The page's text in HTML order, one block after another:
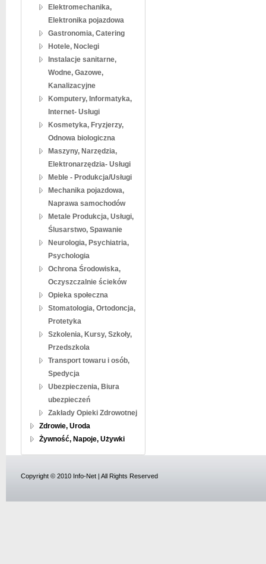
Elektromechanika,
Elektronika pojazdowa
Gastronomia, Catering
Hotele, Noclegi
Instalacje sanitarne,
Wodne, Gazowe,
Kanalizacyjne
Komputery, Informatyka,
Internet- Usługi
Kosmetyka, Fryzjerzy,
Odnowa biologiczna
Maszyny, Narzędzia,
Elektronarzędzia- Usługi
Meble - Produkcja/Usługi
Mechanika pojazdowa,
Naprawa samochodów
Metale Produkcja, Usługi,
Ślusarstwo, Spawanie
Neurologia, Psychiatria,
Psychologia
Ochrona Środowiska,
Oczyszczalnie ścieków
Opieka społeczna
Stomatologia, Ortodoncja,
Protetyka
Szkolenia, Kursy, Szkoły,
Przedszkola
Transport towaru i osób,
Spedycja
Ubezpieczenia, Biura
ubezpieczeń
Zakłady Opieki Zdrowotnej
Zdrowie, Uroda
Żywność, Napoje, Używki
Copyright © 2010 Info-Net | All Rights Reserved